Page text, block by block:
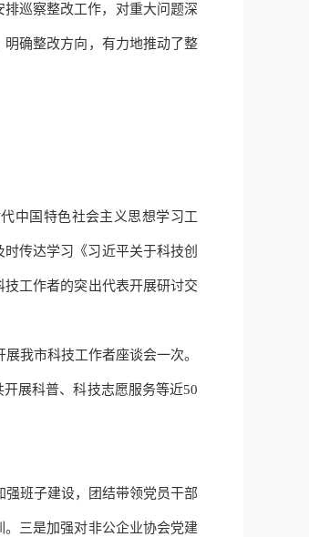
排巡察整改工作，对重大问题深
明确整改方向 ， 有力地推动了整
中国特色社会主义思想学习工
时传达学习《习近平关于科技创
技工作者的突出代表开展研讨交
展我市科技工作者座谈会一次。
开展科普、科技志愿服务等近50
强班子建设，团结带领党员干部
。 三是加强对非公企业协会党建